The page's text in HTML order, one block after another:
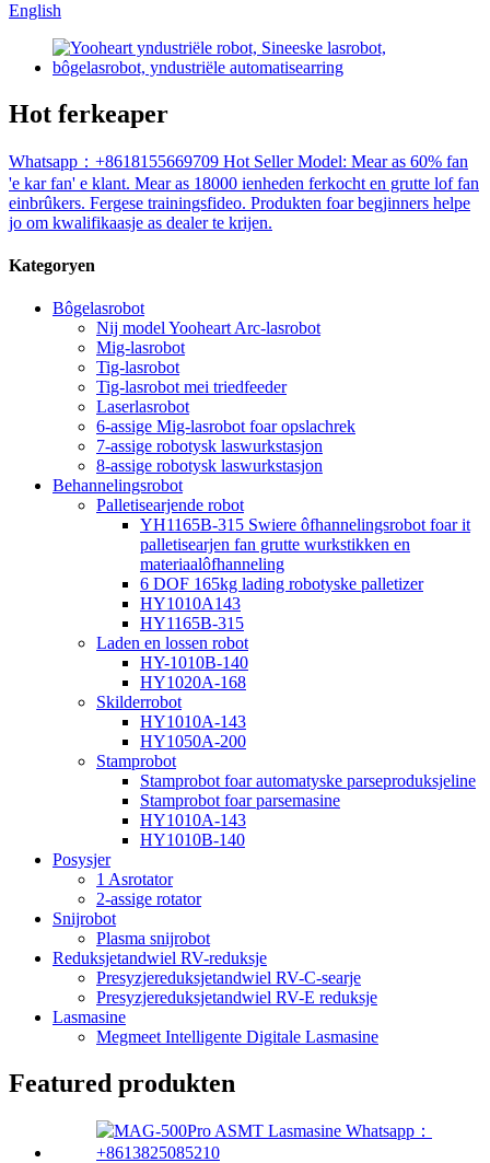
English
Hot ferkeaper
Whatsapp：+8618155669709 Hot Seller Model: Mear as 60% fan
'e kar fan' e klant. Mear as 18000 ienheden ferkocht en grutte lof fan
einbrûkers. Fergese trainingsfideo. Produkten foar begjinners helpe
jo om kwalifikaasje as dealer te krijen.
Kategoryen
Bôgelasrobot
Nij model Yooheart Arc-lasrobot
Mig-lasrobot
Tig-lasrobot
Tig-lasrobot mei triedfeeder
Laserlasrobot
6-assige Mig-lasrobot foar opslachrek
7-assige robotysk laswurkstasjon
8-assige robotysk laswurkstasjon
Behannelingsrobot
Palletisearjende robot
YH1165B-315 Swiere ôfhannelingsrobot foar it
palletisearjen fan grutte wurkstikken en
materiaalôfhanneling
6 DOF 165kg lading robotyske palletizer
HY1010A143
HY1165B-315
Laden en lossen robot
HY-1010B-140
HY1020A-168
Skilderrobot
HY1010A-143
HY1050A-200
Stamprobot
Stamprobot foar automatyske parseproduksjeline
Stamprobot foar parsemasine
HY1010A-143
HY1010B-140
Posysjer
1 Asrotator
2-assige rotator
Snijrobot
Plasma snijrobot
Reduksjetandwiel RV-reduksje
Presyzjereduksjetandwiel RV-C-searje
Presyzjereduksjetandwiel RV-E reduksje
Lasmasine
Megmeet Intelligente Digitale Lasmasine
Featured produkten